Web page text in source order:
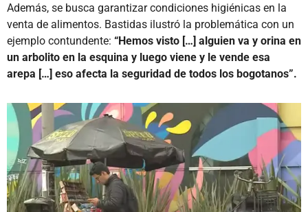
Además, se busca garantizar condiciones higiénicas en la
venta de alimentos. Bastidas ilustró la problemática con un
ejemplo contundente: “Hemos visto […] alguien va y orina en
un arbolito en la esquina y luego viene y le vende esa
arepa […] eso afecta la seguridad de todos los bogotanos”.